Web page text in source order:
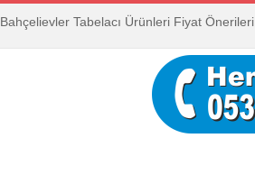
Bahçelievler Tabelacı Ürünleri Fiyat Önerileri